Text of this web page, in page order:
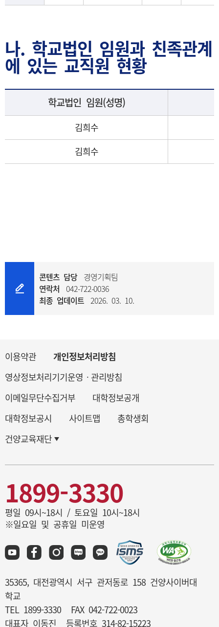
나. 학교법인 임원과 친족관계
에 있는 교직원 현황
학교법인 임원(성명)
김희수
김희수
콘텐츠 담당 경영기획팀
연락처 042-722-0036
최종 업데이트 2026. 03. 10.
이용약관
개인정보처리방침
영상정보처리기기운영ㆍ관리방침
이메일무단수집거부
대학정보공개
대학정보공시
사이트맵
총학생회
건양교육재단
1899-3330
평일 09시~18시 / 토요일 10시~18시
※일요일 및 공휴일 미운영
35365, 대전광역시 서구 관저동로 158 건양사이버대
학교
TEL 1899-3330
FAX 042-722-0023
대표자 이동진
등록번호 314-82-15223